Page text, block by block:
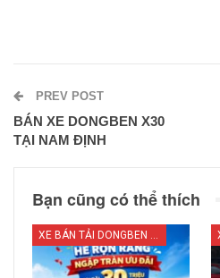
PREV POST
BÁN XE DONGBEN X30
TẠI NAM ĐỊNH
Bạn cũng có thể thích
XE BÁN TẢI DONGBEN X30